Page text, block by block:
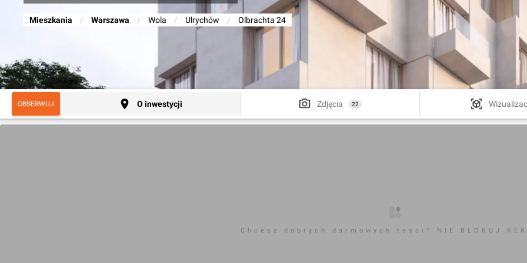
Mieszkania / Warszawa / Wola / Ulrychów / Olbrachta 24
OBSERWUJ O inwestycji Zdjęcia 22
Chcesz dobrych darmowych teści? NIE BLOKUJ